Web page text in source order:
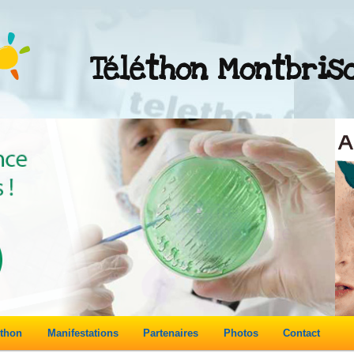
Téléthon
Manifestations Partenaires Photos Contact